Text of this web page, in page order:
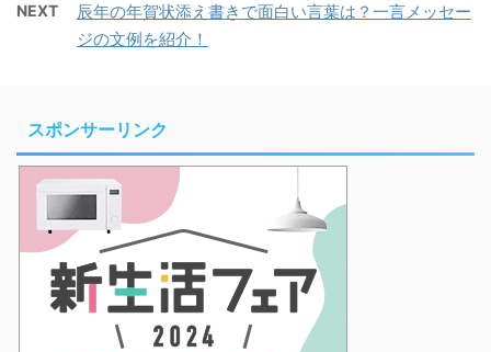
NEXT
辰年の年賀状添え書きで面白い言葉は？一言メッセー
ジの文例を紹介！
スポンサーリンク